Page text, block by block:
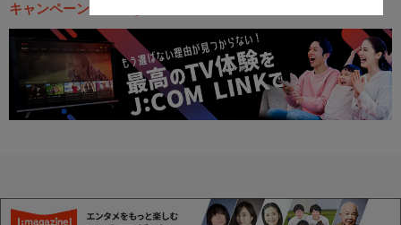
キャンペーン・お得な情報